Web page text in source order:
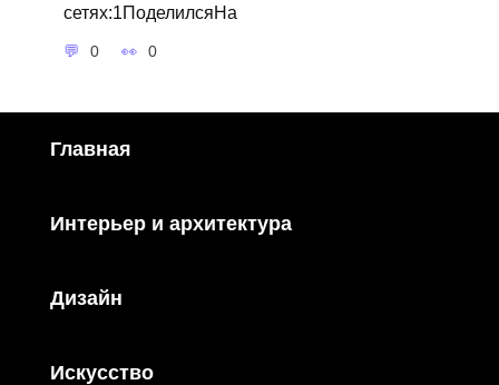
сетях:1ПоделилсяНа
0 0
Главная
Интерьер и архитектура
Дизайн
Искусство